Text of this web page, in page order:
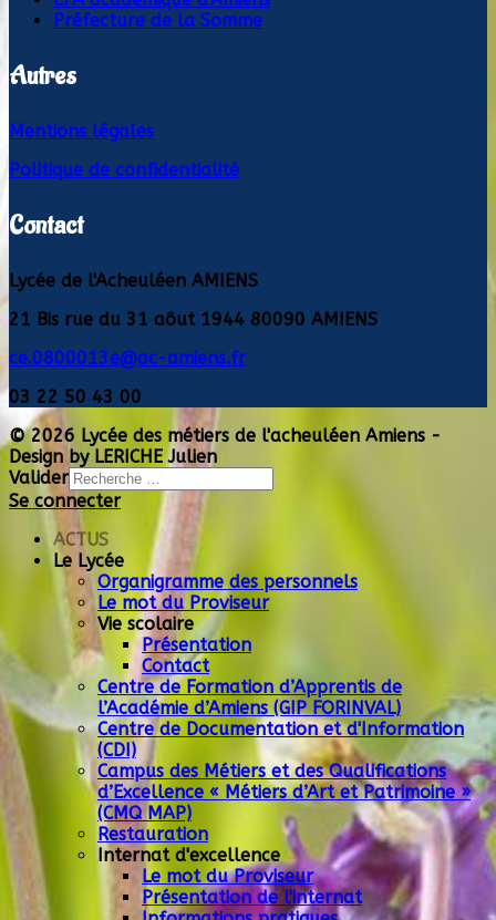
Préfecture de la Somme
Autres
Mentions légales
Politique de confidentialité
Contact
Lycée de l'Acheuléen AMIENS
21 Bis rue du 31 aôut 1944 80090 AMIENS
ce.0800013e@ac-amiens.fr
03 22 50 43 00
© 2026 Lycée des métiers de l'acheuléen Amiens -
Design by LERICHE Julien
Valider
Type 2 or more
characters for results.
Se connecter
ACTUS
Le Lycée
Organigramme des personnels
Le mot du Proviseur
Vie scolaire
Présentation
Contact
Centre de Formation d’Apprentis de
l’Académie d’Amiens (GIP FORINVAL)
Centre de Documentation et d'Information
(CDI)
Campus des Métiers et des Qualifications
d’Excellence « Métiers d’Art et Patrimoine »
(CMQ MAP)
Restauration
Internat d'excellence
Le mot du Proviseur
Présentation de l'internat